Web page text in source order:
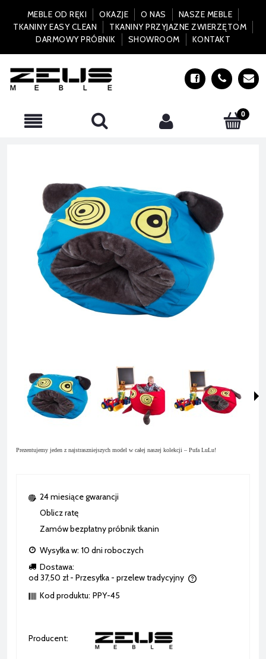
MEBLE OD RĘKI OKAZJE O NAS
NASZE MEBLE
TKANINY EASY CLEAN
TKANINY PRZYJAZNE ZWIERZĘTOM
DARMOWY PRÓBNIK
SHOWROOM KONTAKT
Prezentujemy jeden z najstraszniejszych model w całej naszej kolekcji – Pufa LuLu!
24 miesiące gwarancji
Oblicz ratę
Zamów bezpłatny próbnik tkanin
Wysyłka w: 10 dni roboczych
Dostawa:
od 37,50 zł - Przesyłka - przelew tradycyjny
Cena nie zawiera ewentualnych kosztów płatności
Kod produktu: PPY-45
Producent: